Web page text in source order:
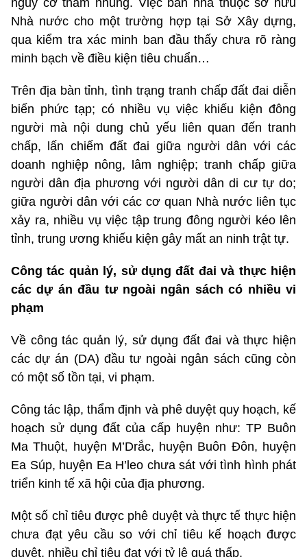
nguy cơ tham nhũng. Việc bán nhà thuộc sở hữu
Nhà nước cho một trường hợp tại Sở Xây dựng,
qua kiểm tra xác minh ban đầu thấy chưa rõ ràng
minh bạch về điều kiện tiêu chuẩn…
Trên địa bàn tỉnh, tình trạng tranh chấp đất đai diễn
biến phức tạp; có nhiều vụ việc khiếu kiện đông
người mà nội dung chủ yếu liên quan đến tranh
chấp, lấn chiếm đất đai giữa người dân với các
doanh nghiệp nông, lâm nghiệp; tranh chấp giữa
người dân địa phương với người dân di cư tự do;
giữa người dân với các cơ quan Nhà nước liên tục
xảy ra, nhiều vụ việc tập trung đông người kéo lên
tỉnh, trung ương khiếu kiện gây mất an ninh trật tự.
Công tác quản lý, sử dụng đất đai và thực hiện
các dự án đầu tư ngoài ngân sách có nhiều vi
phạm
Về công tác quản lý, sử dụng đất đai và thực hiện
các dự án (DA) đầu tư ngoài ngân sách cũng còn
có một số tồn tại, vi phạm.
Công tác lập, thẩm định và phê duyệt quy hoạch, kế
hoạch sử dụng đất của cấp huyện như: TP Buôn
Ma Thuột, huyện M’Drắc, huyện Buôn Đôn, huyện
Ea Súp, huyện Ea H’leo chưa sát với tình hình phát
triển kinh tế xã hội của địa phương.
Một số chỉ tiêu được phê duyệt và thực tế thực hiện
chưa đạt yêu cầu so với chỉ tiêu kế hoạch được
duyệt, nhiều chỉ tiêu đạt với tỷ lệ quá thấp.